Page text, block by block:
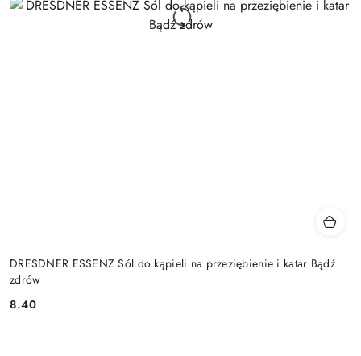
DRESDNER ESSENZ Sól do kąpieli na przeziębienie i katar Bądź
zdrów
Cena:
8.40